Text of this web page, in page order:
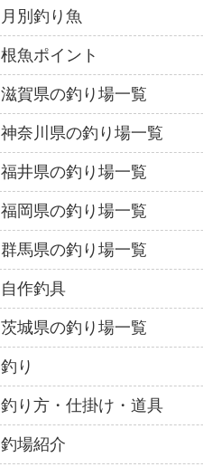
月別釣り魚
根魚ポイント
滋賀県の釣り場一覧
神奈川県の釣り場一覧
福井県の釣り場一覧
福岡県の釣り場一覧
群馬県の釣り場一覧
自作釣具
茨城県の釣り場一覧
釣り
釣り方・仕掛け・道具
釣場紹介